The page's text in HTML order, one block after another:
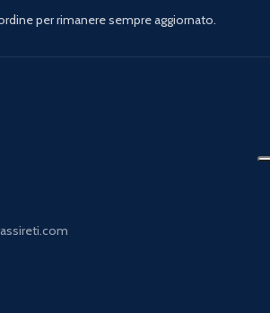
per rimanere sempre aggiornato.